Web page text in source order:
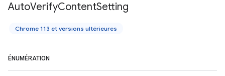
AutoVerifyContentSetting
Chrome 113 et versions ultérieures
ÉNUMÉRATION